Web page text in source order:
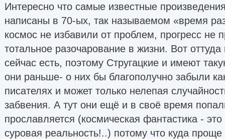
Интересно что самые известные
написаны в 70-ых, так называемом «время
космос не избавили от проблем, прогресс не
тотальное разочарование в жизни. Вот
сейчас есть, поэтому Стругацкие и имеют
они раньше- о них бы благополучно забыли
писателях и может только нелепая
забвения. А тут они ещё и в своё время
прославляется (космическая фантастика -
суровая реальность!..) потому что куда